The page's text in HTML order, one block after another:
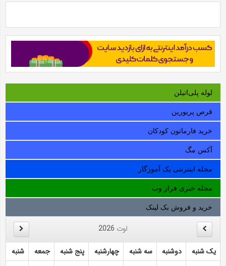
لوله‌ پلی‌اتیلن
قرص پریورین
خرید فارماتون کودکان
آکس مگ
مجله اینترنتی یک آموزگار
مجله خبری فراز وب
خرید و فروش بک لینک
اوت 2026
یک شنبه دوشنبه سه شنبه چهارشنبه پنج شنبه جمعه
شنبه